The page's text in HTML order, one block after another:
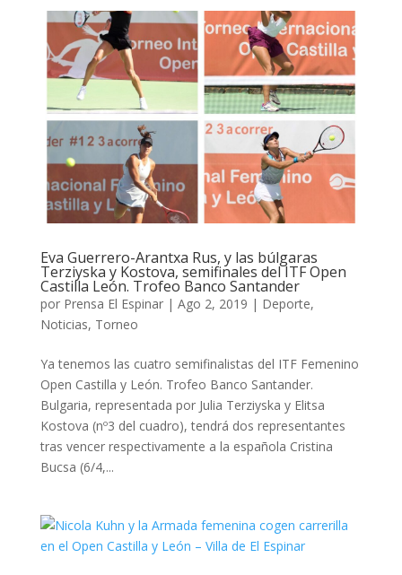
Eva Guerrero-Arantxa Rus, y las búlgaras
Terziyska y Kostova, semifinales del ITF Open
Castilla León. Trofeo Banco Santander
por Prensa El Espinar| Ago 2, 2019 | Deporte,
Noticias, Torneo
Ya tenemos las cuatro semifinalistas del ITF Femenino
Open Castilla y León. Trofeo Banco Santander.
Bulgaria, representada por Julia Terziyska y Elitsa
Kostova (nº3 del cuadro), tendrá dos representantes
tras vencer respectivamente a la española Cristina
Bucsa (6/4,...